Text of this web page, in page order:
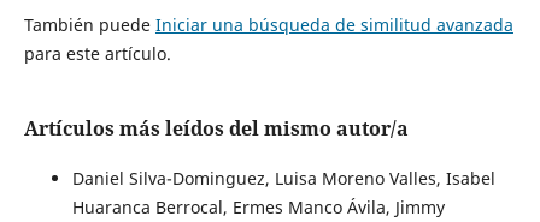
También puede Iniciar una búsqueda de similitud avanzada
para este artículo.
Artículos más leídos del mismo autor/a
Daniel Silva-Dominguez, Luisa Moreno Valles, Isabel
Huaranca Berrocal, Ermes Manco Ávila, Jimmy